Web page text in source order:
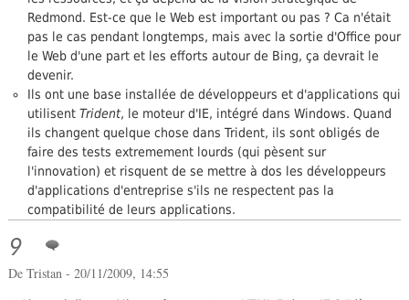
Redmond. Est-ce que le Web est important ou pas ? Ca n'était
pas le cas pendant longtemps, mais avec la sortie d'Office pour
le Web d'une part et les efforts autour de Bing, ça devrait le
devenir.
Ils ont une base installée de développeurs et d'applications qui
utilisent Trident, le moteur d'IE, intégré dans Windows. Quand
ils changent quelque chose dans Trident, ils sont obligés de
faire des tests extremement lourds (qui pèsent sur
l'innovation) et risquent de se mettre à dos les développeurs
d'applications d'entreprise s'ils ne respectent pas la
compatibilité de leurs applications.
9
De Tristan - 20/11/2009, 14:55